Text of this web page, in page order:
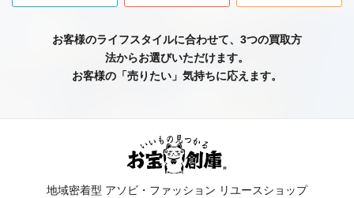
お客様のライフスタイルに合わせて、3つの買取方
法からお選びいただけます。
お客様の「売りたい」気持ちに応えます。
地域密着型 アソビ・ファッション リユースショップ